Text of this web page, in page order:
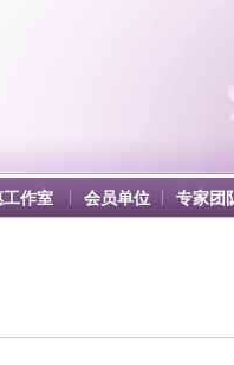
作室 会员单位 专家团